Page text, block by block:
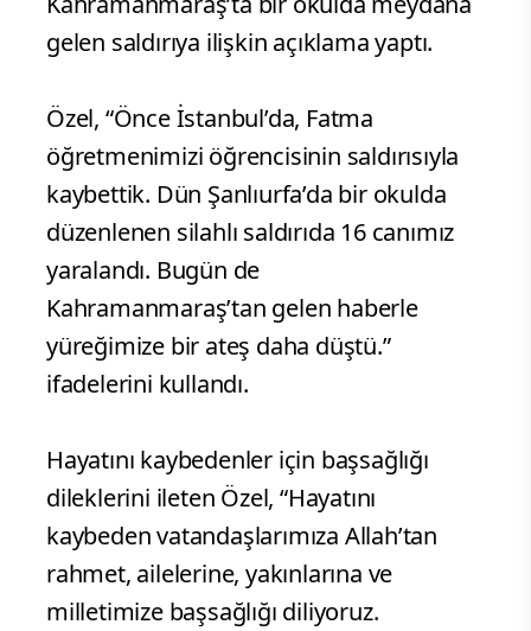
gelen saldırıya ilişkin açıklama yaptı.
Özel, “Önce İstanbul’da, Fatma
öğretmenimizi öğrencisinin saldırısıyla
kaybettik. Dün Şanlıurfa’da bir okulda
düzenlenen silahlı saldırıda 16 canımız
yaralandı. Bugün de
Kahramanmaraş’tan gelen haberle
yüreğimize bir ateş daha düştü.”
ifadelerini kullandı.
Hayatını kaybedenler için başsağlığı
dileklerini ileten Özel, “Hayatını
kaybeden vatandaşlarımıza Allah’tan
rahmet, ailelerine, yakınlarına ve
milletimize başsağlığı diliyoruz.